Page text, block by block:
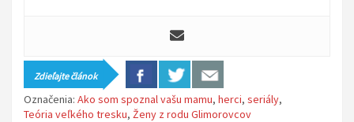
Zdieľajte článok
Označenia: Ako som spoznal vašu mamu, herci, seriály,
Teória veľkého tresku, Ženy z rodu Glimorovcov